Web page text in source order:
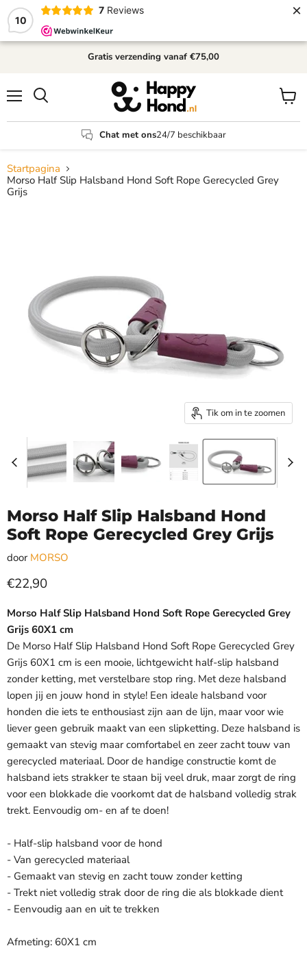
10
7 Reviews ×
Gratis verzending vanaf €75,00
Chat met ons24/7 beschikbaar
Startpagina
Morso Half Slip Halsband Hond Soft Rope Gerecycled Grey
Grijs
Tik om in te zoomen
Morso Half Slip Halsband Hond
Soft Rope Gerecycled Grey Grijs
door MORSO
Huidige prijs
€22,90
Morso Half Slip Halsband Hond Soft Rope Gerecycled Grey
Grijs 60X1 cm
De Morso Half Slip Halsband Hond Soft Rope Gerecycled Grey
Grijs 60X1 cm is een mooie, lichtgewicht half-slip halsband
zonder ketting, met verstelbare stop ring. Met deze halsband
lopen jij en jouw hond in style! Een ideale halsband voor
honden die iets te enthousiast zijn aan de lijn, maar voor wie
liever geen gebruik maakt van een slipketting. Deze halsband is
gemaakt van stevig maar comfortabel en zeer zacht touw van
gerecycled materiaal. Door de handige constructie komt de
halsband iets strakker te staan bij veel druk, maar zorgt de ring
voor een blokkade die voorkomt dat de halsband volledig strak
trekt. Eenvoudig om- en af te doen!
- Half-slip halsband voor de hond
- Van gerecycled materiaal
- Gemaakt van stevig en zacht touw zonder ketting
- Trekt niet volledig strak door de ring die als blokkade dient
- Eenvoudig aan en uit te trekken
Afmeting: 60X1 cm